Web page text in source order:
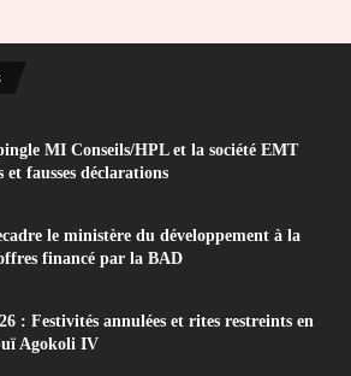
MI Conseils/HPL et la société EMT
fausses déclarations
le ministère du développement à la
financé par la BAD
: Festivités annulées et rites restreints en
Agokoli IV